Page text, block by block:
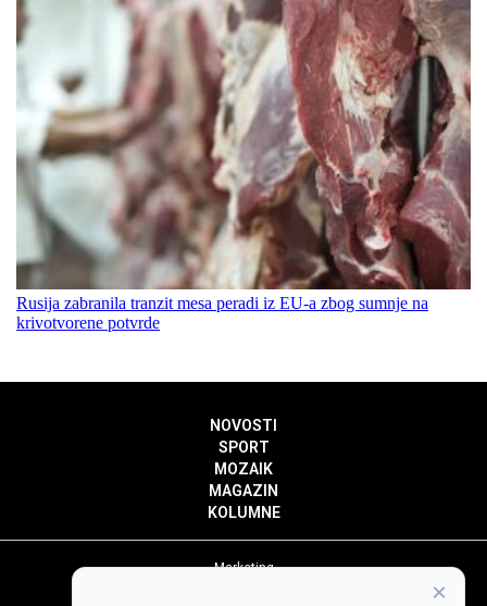
Rusija zabranila tranzit mesa peradi iz EU-a zbog sumnje na
krivotvorene potvrde
NOVOSTI
SPORT
MOZAIK
MAGAZIN
KOLUMNE
Marketing
×